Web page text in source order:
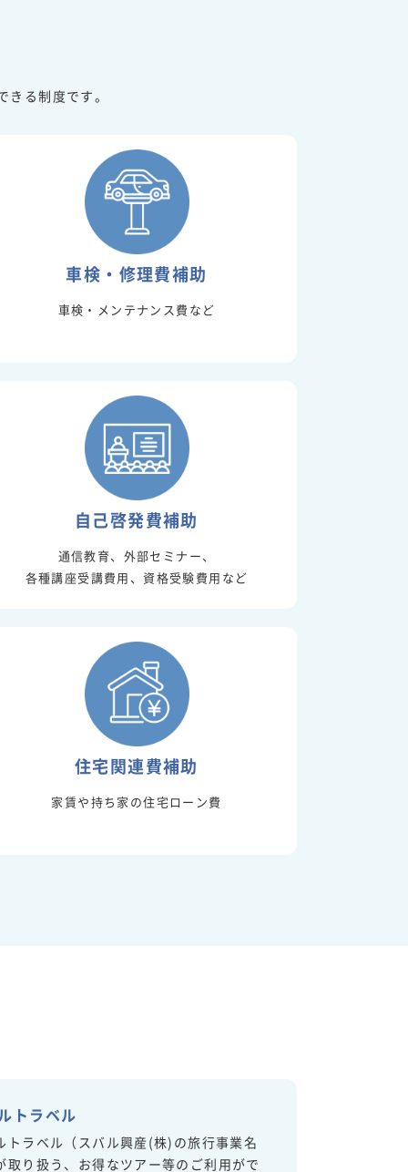
きる制度です。
車検・修理費補助
車検・メンテナンス費など
自己啓発費補助
通信教育、外部セミナー、
各種講座受講費用、資格受験費用など
住宅関連費補助
家賃や持ち家の住宅ローン費
トラベル
トラベル（スバル興産(株)の旅行事業名
取り扱う、お得なツアー等のご利用がで